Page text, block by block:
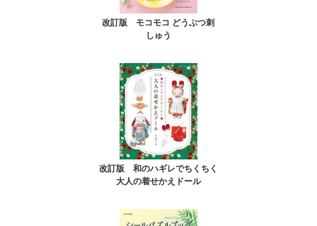
改訂版 モコモコ どうぶつ刺
しゅう
改訂版 和のハギレでちくちく
大人の着せかえドール